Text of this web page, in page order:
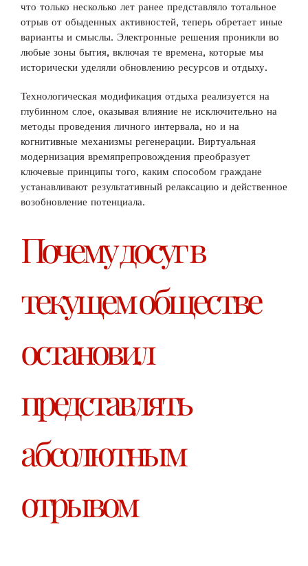
что только несколько лет ранее представляло тотальное
отрыв от обыденных активностей, теперь обретает иные
варианты и смыслы. Электронные решения проникли во
любые зоны бытия, включая те времена, которые мы
исторически уделяли обновлению ресурсов и отдыху.
Технологическая модификация отдыха реализуется на
глубинном слое, оказывая влияние не исключительно на
методы проведения личного интервала, но и на
когнитивные механизмы регенерации. Виртуальная
модернизация времяпрепровождения преобразует
ключевые принципы того, каким способом граждане
устанавливают результативный релаксацию и действенное
возобновление потенциала.
Почему досуг в
текущем обществе
остановил
представлять
абсолютным
отрывом